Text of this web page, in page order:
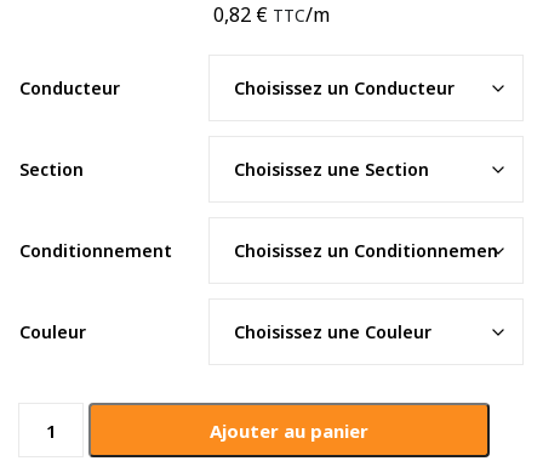
0,82 € TTC/m
Conducteur
Section
Conditionnement
Couleur
Ajouter au panier